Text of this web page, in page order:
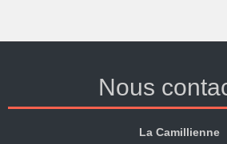
Nous
La Camillienne